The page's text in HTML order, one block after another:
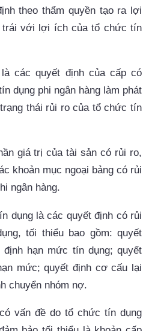
theo thẩm quyền tạo ra lợi
trái với lợi ích của tổ chức tín
các quyết định của cấp có
dụng phi ngân hàng làm phát
thái rủi ro của tổ chức tín
giá trị của tài sản có rủi ro,
khoản mục ngoại bảng có rủi
ngân hàng.
dụng là các quyết định có rủi
tối thiểu bao gồm: quyết
hạn mức tín dụng; quyết
mức; quyết định cơ cấu lại
chuyển nhóm nợ.
vấn đề do tổ chức tín dụng